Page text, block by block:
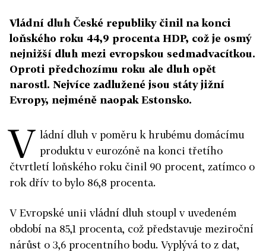
Vládní dluh České republiky činil na konci
loňského roku 44,9 procenta HDP, což je osmý
nejnižší dluh mezi evropskou sedmadvacítkou.
Oproti předchozímu roku ale dluh opět
narostl. Nejvíce zadlužené jsou státy jižní
Evropy, nejméně naopak Estonsko.
V ládní dluh v poměru k hrubému domácímu
produktu v eurozóně na konci třetího
čtvrtletí loňského roku činil 90 procent, zatímco o
rok dřív to bylo 86,8 procenta.
V Evropské unii vládní dluh stoupl v uvedeném
období na 85,1 procenta, což představuje meziroční
nárůst o 3,6 procentního bodu. Vyplývá to z dat,